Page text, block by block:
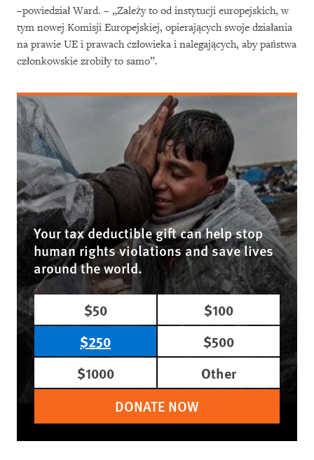
–powiedział Ward. – „Zależy to od instytucji europejskich, w
tym nowej Komisji Europejskiej, opierających swoje działania
na prawie UE i prawach człowieka i nalegających, aby państwa
członkowskie zrobiły to samo”.
Your tax deductible gift can help stop
human rights violations and save lives
around the world.
$50
$100
$250
$500
$1000
Other
DONATE NOW